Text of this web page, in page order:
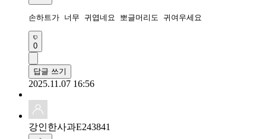
손하트가 너무 귀엽네요 뽀글머리도 귀여우세요
0
답글 쓰기
2025.11.07 16:56
강인한사과E243841